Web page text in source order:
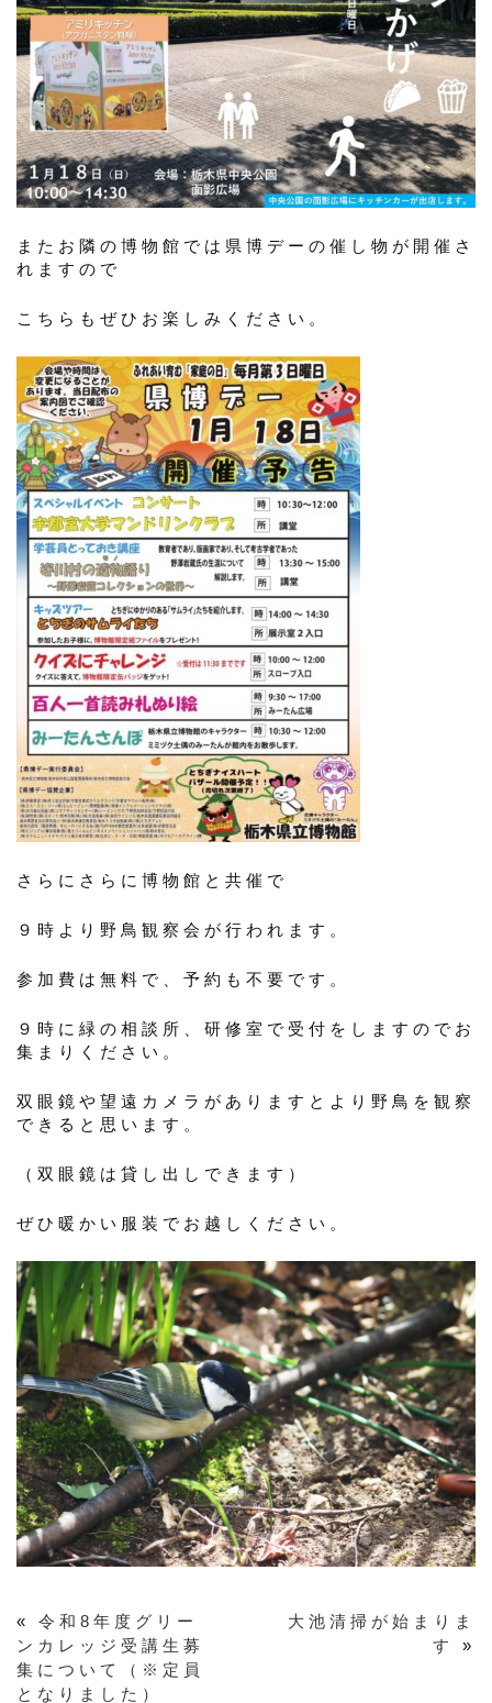
またお隣の博物館では県博デーの催し物が開催さ
れますので
こちらもぜひお楽しみください。
さらにさらに博物館と共催で
９時より野鳥観察会が行われます。
参加費は無料で、予約も不要です。
９時に緑の相談所、研修室で受付をしますのでお
集まりください。
双眼鏡や望遠カメラがありますとより野鳥を観察
できると思います。
（双眼鏡は貸し出しできます）
ぜひ暖かい服装でお越しください。
« 令和8年度グリー
ンカレッジ受講生募
集について（※定員
となりました）
大池清掃が始まりま
す
»